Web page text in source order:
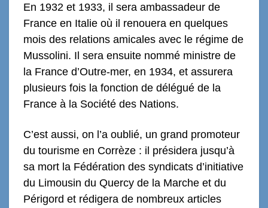
En 1932 et 1933, il sera ambassadeur de
France en Italie où il renouera en quelques
mois des relations amicales avec le régime de
Mussolini. Il sera ensuite nommé ministre de
la France d’Outre-mer, en 1934, et assurera
plusieurs fois la fonction de délégué de la
France à la Société des Nations.
C’est aussi, on l’a oublié, un grand promoteur
du tourisme en Corrèze : il présidera jusqu’à
sa mort la Fédération des syndicats d’initiative
du Limousin du Quercy de la Marche et du
Périgord et rédigera de nombreux articles